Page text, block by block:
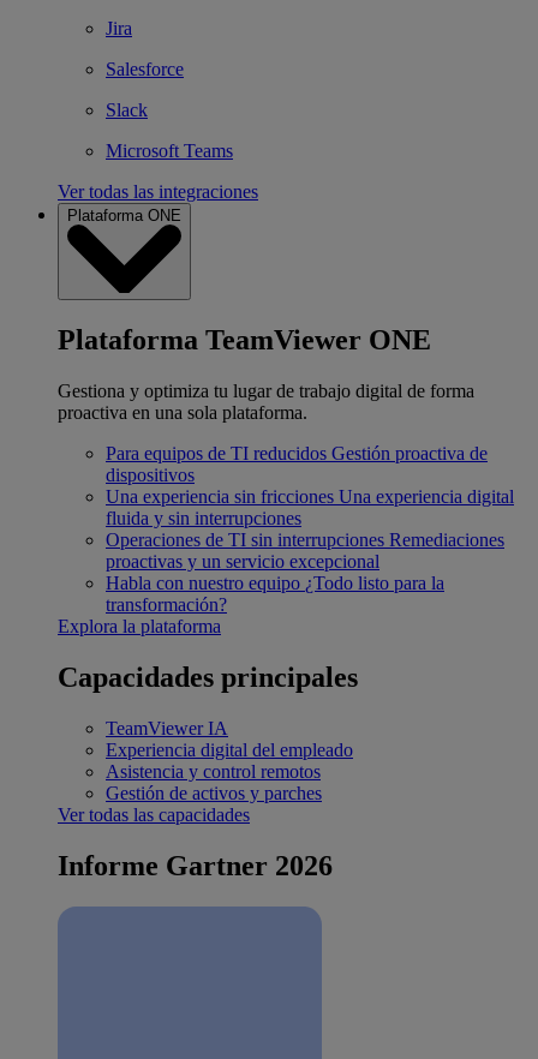
Jira
Salesforce
Slack
Microsoft Teams
Ver todas las integraciones
Plataforma ONE
Plataforma TeamViewer ONE
Gestiona y optimiza tu lugar de trabajo digital de forma
proactiva en una sola plataforma.
Para equipos de TI reducidos Gestión proactiva de
dispositivos
Una experiencia sin fricciones Una experiencia digital
fluida y sin interrupciones
Operaciones de TI sin interrupciones Remediaciones
proactivas y un servicio excepcional
Habla con nuestro equipo ¿Todo listo para la
transformación?
Explora la plataforma
Capacidades principales
TeamViewer IA
Experiencia digital del empleado
Asistencia y control remotos
Gestión de activos y parches
Ver todas las capacidades
Informe Gartner 2026